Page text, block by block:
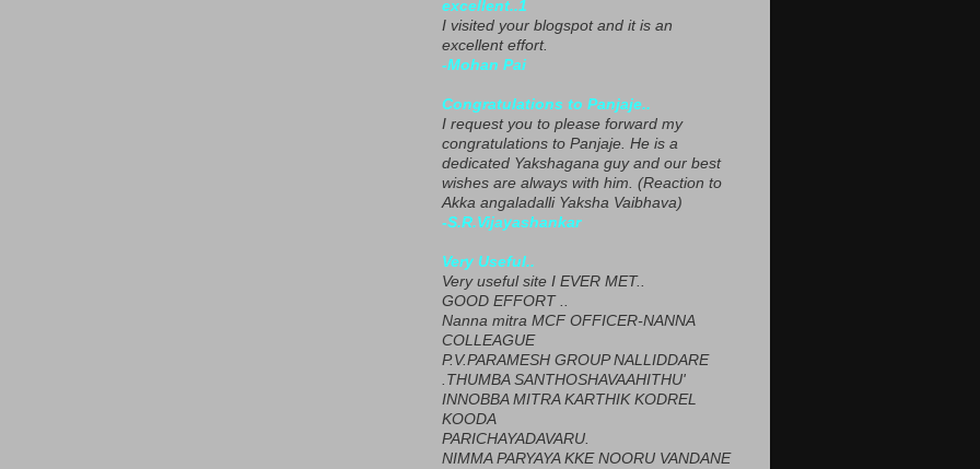
excellent..1
I visited your blogspot and it is an
excellent effort.
-Mohan Pai
Congratulations to Panjaje..
I request you to please forward my
congratulations to Panjaje. He is a
dedicated Yakshagana guy and our best
wishes are always with him. (Reaction to
Akka angaladalli Yaksha Vaibhava)
-S.R.Vijayashankar
Very Useful..
Very useful site I EVER MET..
GOOD EFFORT ..
Nanna mitra MCF OFFICER-NANNA
COLLEAGUE
P.V.PARAMESH GROUP NALLIDDARE
.THUMBA SANTHOSHAVAAHITHU'
INNOBBA MITRA KARTHIK KODREL
KOODA
PARICHAYADAVARU.
NIMMA PARYAYA KKE NOORU VANDANE